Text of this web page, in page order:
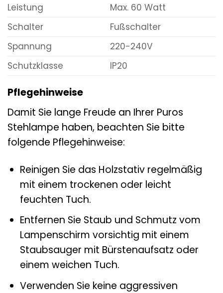
Leistung
Max. 60 Watt
Schalter
Fußschalter
Spannung
220-240V
Schutzklasse
IP20
Pflegehinweise
Damit Sie lange Freude an Ihrer Puros
Stehlampe haben, beachten Sie bitte
folgende Pflegehinweise:
Reinigen Sie das Holzstativ regelmäßig
mit einem trockenen oder leicht
feuchten Tuch.
Entfernen Sie Staub und Schmutz vom
Lampenschirm vorsichtig mit einem
Staubsauger mit Bürstenaufsatz oder
einem weichen Tuch.
Verwenden Sie keine aggressiven